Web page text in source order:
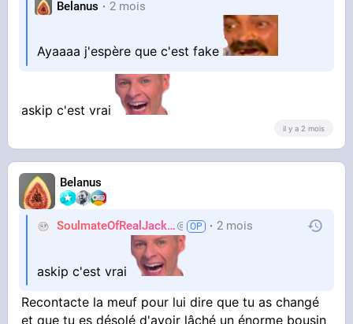
Belanus 2 mois
Ayaaaa j'espère que c'est fake
askip c'est vrai
il y a 2 mois
Belanus
SoulmateOfRealJackie AdiosJVC2 mois
askip c'est vrai
Recontacte la meuf pour lui dire que tu as changé
et que tu es désolé d'avoir lâché un énorme bousin